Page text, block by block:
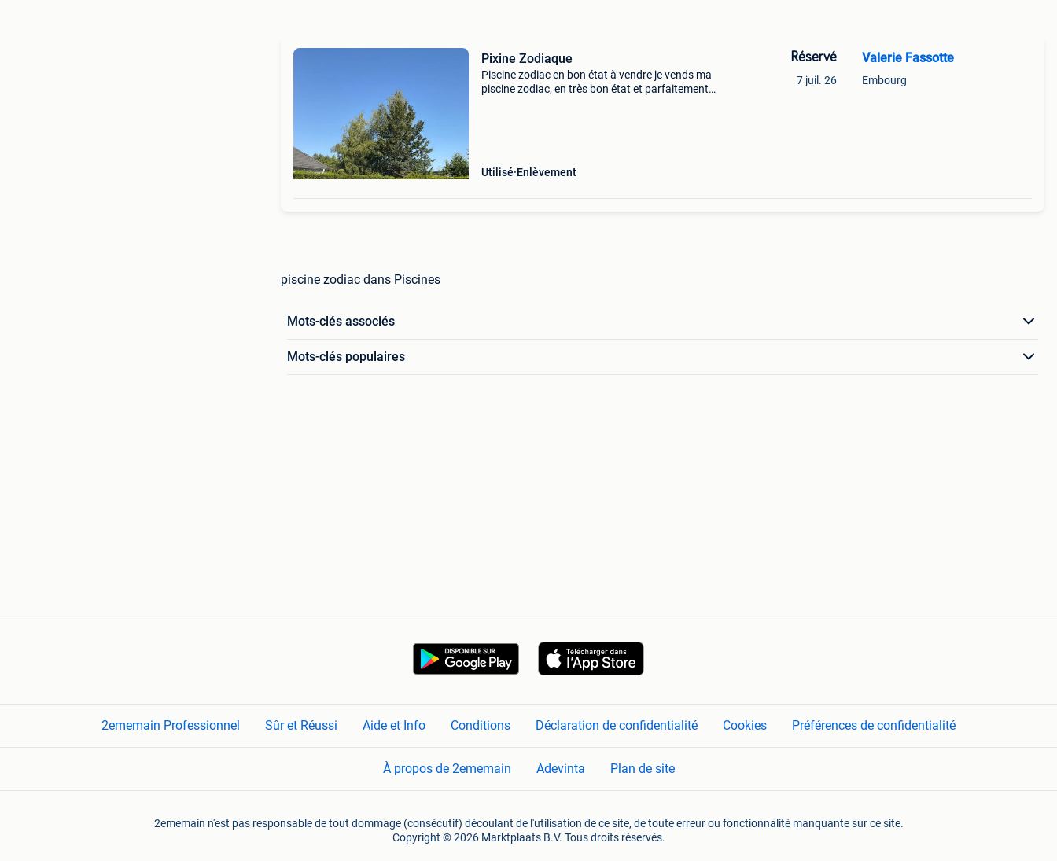
Pixine Zodiaque
Piscine zodiac en bon état à vendre je vends ma
piscine zodiac, en très bon état et parfaitement
Utilisé Enlèvement
Réservé
7 juil. 26
Valerie Fassotte
Embourg
piscine zodiac dans Piscines
Mots-clés associés
Mots-clés populaires
2ememain Professionnel Sûr et Réussi Aide et Info Conditions Déclaration de confidentialité Cookies Préférences de confidentialité
À propos de 2ememain Adevinta Plan de site
2ememain n'est pas responsable de tout dommage (consécutif) découlant de l'utilisation de ce site, de toute erreur ou fonctionnalité manquante sur ce site.
Copyright © 2026 Marktplaats B.V. Tous droits réservés.